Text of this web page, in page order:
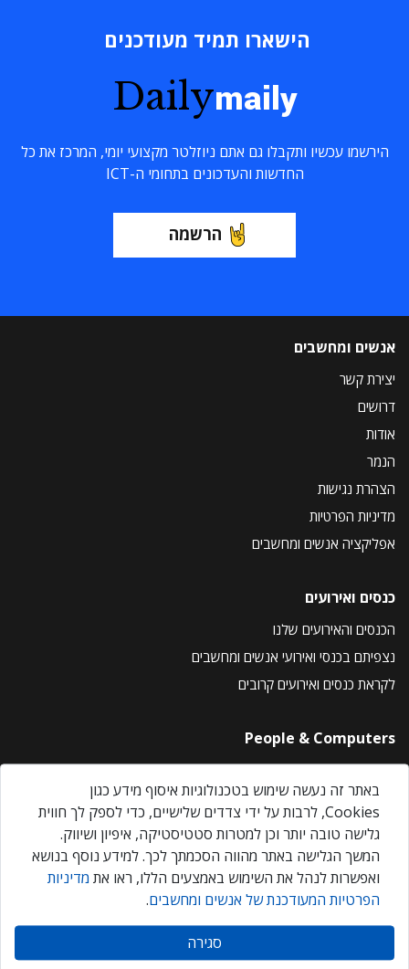
הישארו תמיד מעודכנים
Dailymaily
הירשמו עכשיו ותקבלו גם אתם ניוזלטר מקצועי יומי, המרכז את כל
החדשות והעדכונים בתחומי ה-ICT
הרשמה
אנשים ומחשבים
יצירת קשר
דרושים
אודות
הנמר
הצהרת נגישות
מדיניות הפרטיות
אפליקציה אנשים ומחשבים
כנסים ואירועים
הכנסים והאירועים שלנו
נצפיתם בכנסי ואירועי אנשים ומחשבים
לקראת כנסים ואירועים קרובים
People & Computers
About Us
Privacy Policy
Contact Us
Our Events
אנשים ומחשבים © 2026 – כל הזכויות שמורות
באתר זה נעשה שימוש בטכנולוגיות איסוף מידע כגון
Cookies, לרבות על ידי צדדים שלישיים, כדי לספק לך חווית
גלישה טובה יותר וכן למטרות סטטיסטיקה, איפיון ושיווק.
המשך הגלישה באתר מהווה הסכמתך לכך. למידע נוסף בנושא
ואפשרות לנהל את השימוש באמצעים הללו, ראו את מדיניות
הפרטיות המעודכנת של אנשים ומחשבים.
סגירה